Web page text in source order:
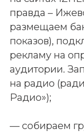
правда –
размещаем
показов),
рекламу на
аудитории.
на радио
Радио»);
— собираем